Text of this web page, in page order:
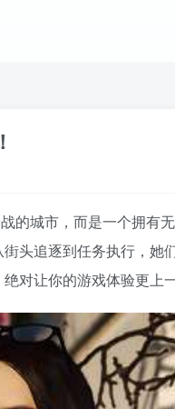
的城市，而是一个拥有
头追逐到任务执行，她
对让你的游戏体验更上